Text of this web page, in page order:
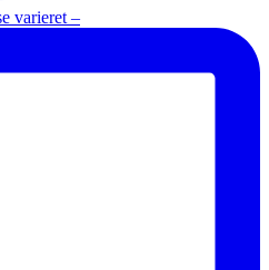
varieret –